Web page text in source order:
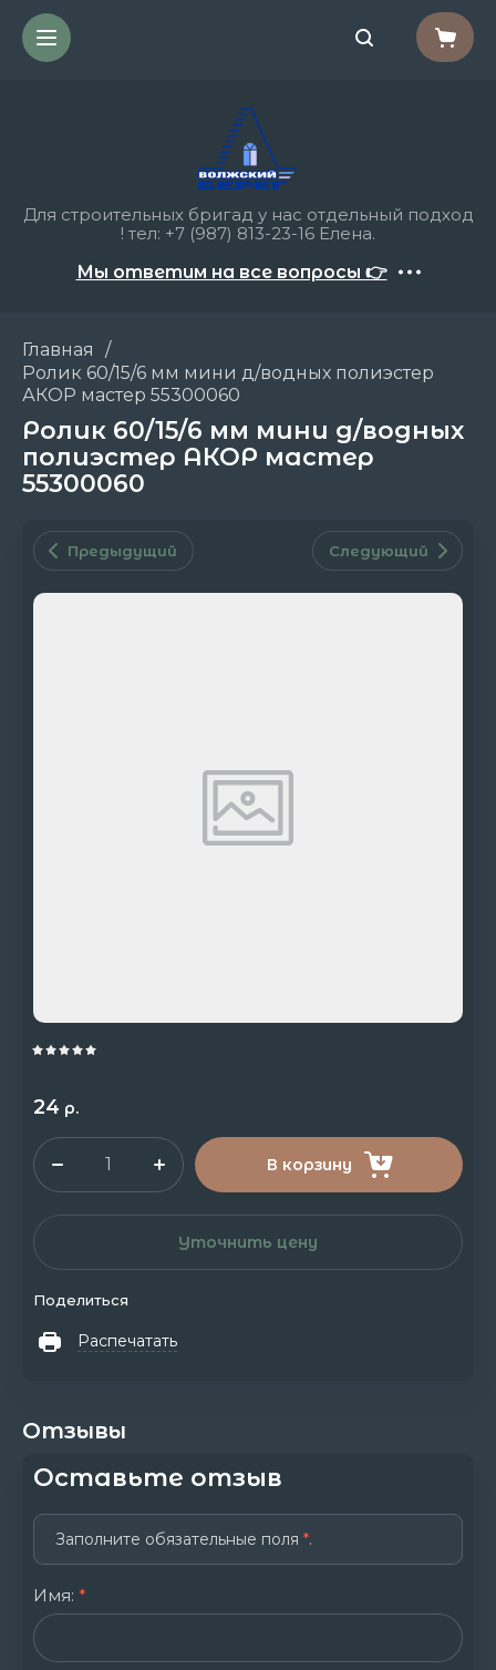
Для строительных бригад у нас отдельный подход
! тел: +7 (987) 813-23-16 Елена.
Мы ответим на все вопросы 👉
Главная
/
Ролик 60/15/6 мм мини д/водных полиэстер
АКОР мастер 55300060
Ролик 60/15/6 мм мини д/водных
полиэстер АКОР мастер
55300060
Предыдущий Следующий
24 р.
В корзину
Уточнить цену
Поделиться
Распечатать
Отзывы
Оставьте отзыв
Заполните обязательные поля *.
Имя: *